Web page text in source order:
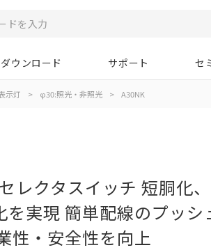
ダウンロード サポート セ
示灯 > φ30:照光・非照光 > A30NK
レクタスイッチ 短胴化
を実現 簡単配線のプッ
性・安全性を向上